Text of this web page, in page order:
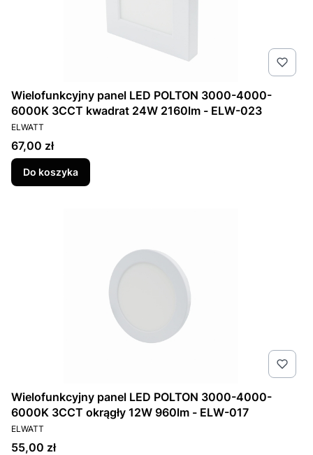
Wielofunkcyjny panel LED POLTON 3000-4000-
6000K 3CCT kwadrat 24W 2160lm - ELW-023
PRODUCENT
ELWATT
Cena
67,00 zł
Do koszyka
Wielofunkcyjny panel LED POLTON 3000-4000-
6000K 3CCT okrągły 12W 960lm - ELW-017
PRODUCENT
ELWATT
Cena
55,00 zł